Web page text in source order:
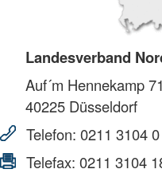
Landesverband
Auf´m Hennekamp 71
40225 Düsseldorf
Telefon: 0211 3104 0
Telefax: 0211 3104